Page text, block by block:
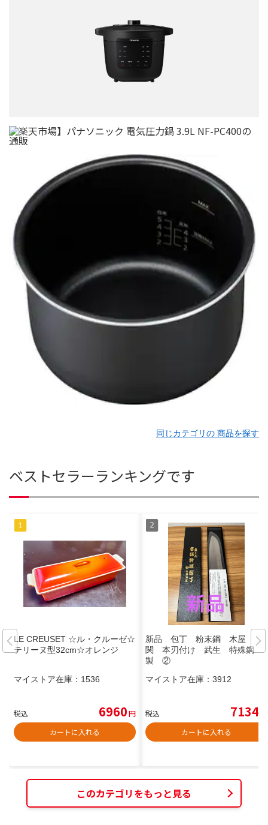
同じカテゴリの 商品を探す
ベストセラーランキングです
LE CREUSET ☆ル・クルーゼ☆
テリーヌ型32cm☆オレンジ
マイストア在庫： 1536
税込 6960円
カートに入れる
新品 包丁 粉末鋼 木屋
関 本刃付け 武生 特殊鋼
製 ②
マイストア在庫： 3912
税込 7134
カートに入れる
このカテゴリをもっと見る